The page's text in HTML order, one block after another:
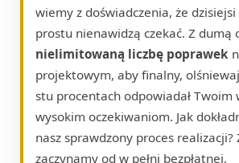
wiemy z doświadczenia, że
prostu nienawidzą czekać. Z dumą
nielimitowaną liczbę poprawek
projektowym, aby finalny,
stu procentach odpowiadał Twoim
wysokim oczekiwaniom. Jak
nasz sprawdzony proces realizacji?
zaczynamy od w pełni bezpłatnej,